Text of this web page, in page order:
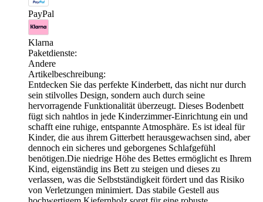
PayPal
Klarna
Paketdienste:
Andere
Artikelbeschreibung:
Entdecken Sie das perfekte Kinderbett, das nicht nur durch
sein stilvolles Design, sondern auch durch seine
hervorragende Funktionalität überzeugt. Dieses Bodenbett
fügt sich nahtlos in jede Kinderzimmer-Einrichtung ein und
schafft eine ruhige, entspannte Atmosphäre. Es ist ideal für
Kinder, die aus ihrem Gitterbett herausgewachsen sind, aber
dennoch ein sicheres und geborgenes Schlafgefühl
benötigen.Die niedrige Höhe des Bettes ermöglicht es Ihrem
Kind, eigenständig ins Bett zu steigen und dieses zu
verlassen, was die Selbstständigkeit fördert und das Risiko
von Verletzungen minimiert. Das stabile Gestell aus